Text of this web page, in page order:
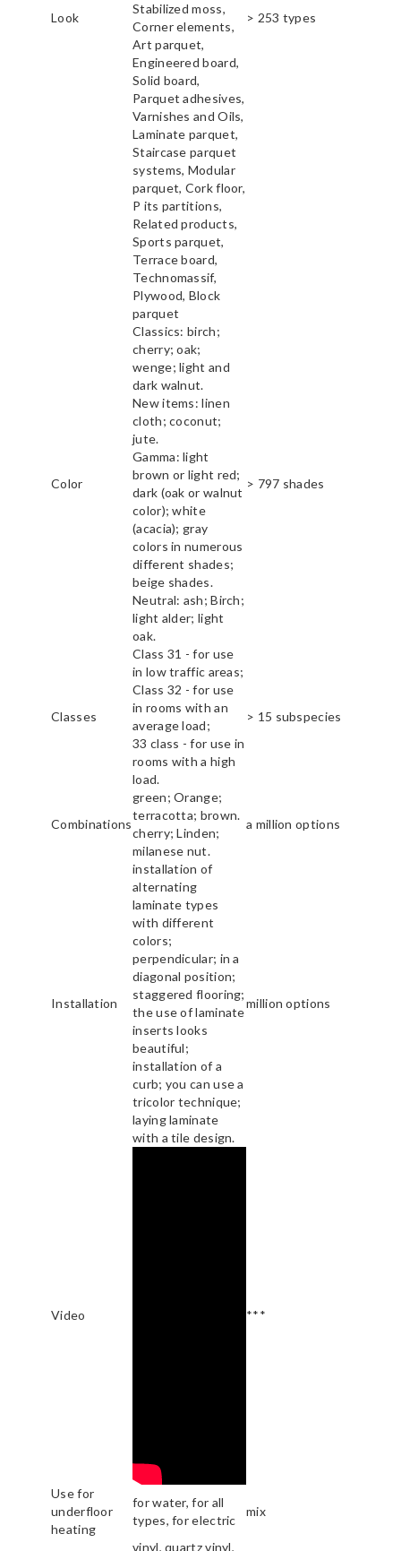
Look
Stabilized moss,
Corner elements,
Art parquet,
Engineered board,
Solid board,
Parquet adhesives,
Varnishes and Oils,
Laminate parquet,
Staircase parquet
systems, Modular
parquet, Cork floor,
P its partitions,
Related products,
Sports parquet,
Terrace board,
Technomassif,
Plywood, Block
parquet
> 253 types
Color
Classics: birch;
cherry; oak;
wenge; light and
dark walnut.
New items: linen
cloth; coconut;
jute.
Gamma: light
brown or light red;
dark (oak or walnut
color); white
(acacia); gray
colors in numerous
different shades;
beige shades.
Neutral: ash; Birch;
light alder; light
oak.
> 797 shades
Classes
Class 31 - for use
in low traffic areas;
Class 32 - for use
in rooms with an
average load;
33 class - for use in
rooms with a high
load.
> 15 subspecies
Combinations
green; Orange;
terracotta; brown.
cherry; Linden;
milanese nut.
a million options
Installation
installation of
alternating
laminate types
with different
colors;
perpendicular; in a
diagonal position;
staggered flooring;
the use of laminate
inserts looks
beautiful;
installation of a
curb; you can use a
tricolor technique;
laying laminate
with a tile design.
million options
Video ***
Use for
underfloor
heating
for water, for all
types, for electric
mix
vinyl, quartz vinyl,